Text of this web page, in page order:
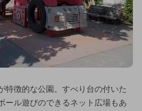
特徴的な公園。すべり台の付いた
ール遊びのできるネット広場もあ